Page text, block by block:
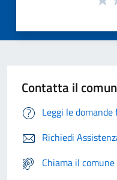
Contatta il
Leggi le
Richiedi
Chiama il